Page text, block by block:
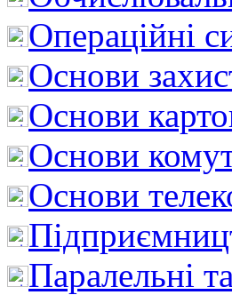
Операційні
Основи
Основи
Основи
Основи
Паралельні